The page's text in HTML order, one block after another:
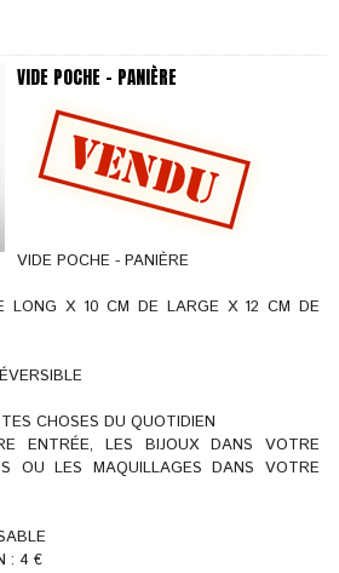
VIDE POCHE - PANIÈRE
VIDE POCHE - PANIÈRE
LONG X 10 CM DE LARGE X 12 CM DE
CHOSES DU QUOTIDIEN
ENTRÉE, LES BIJOUX DANS VOTRE
OU LES MAQUILLAGES DANS VOTRE
: 4 €